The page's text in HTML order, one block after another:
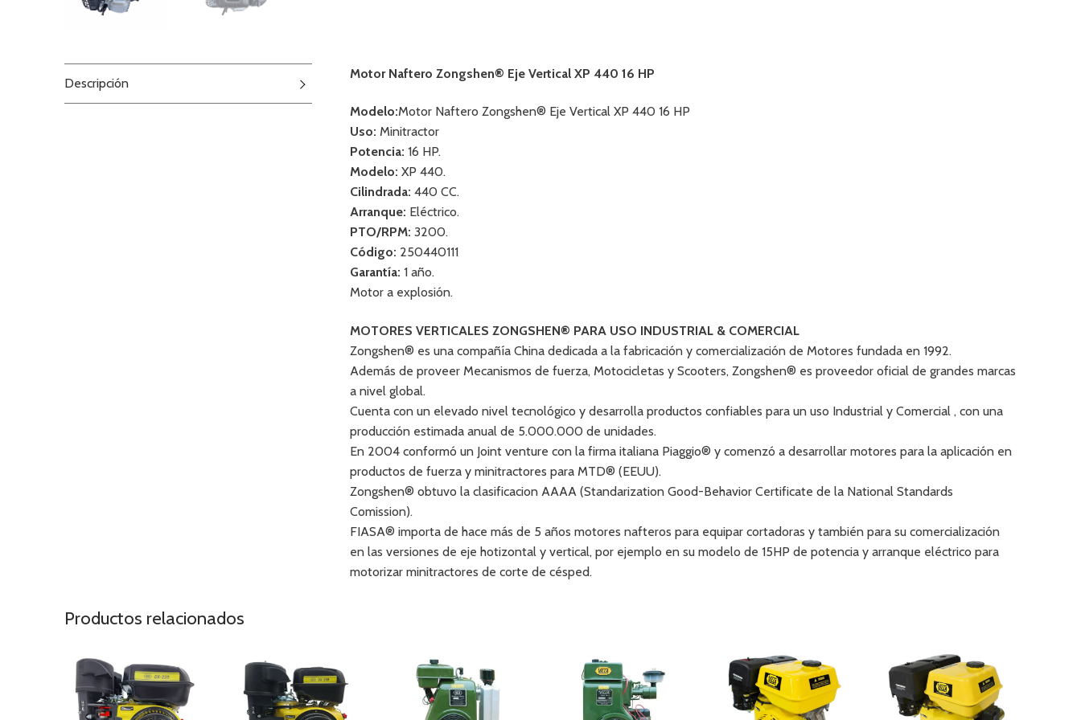
Descripción
Motor Naftero Zongshen® Eje Vertical XP 440 16 HP
Modelo:Motor Naftero Zongshen® Eje Vertical XP 440 16 HP
Uso: Minitractor
Potencia: 16 HP.
Modelo:XP 440.
Cilindrada:440 CC.
Arranque: Eléctrico.
PTO/RPM:3200.
Código: 250440111
Garantía: 1 año.
Motor a explosión.
MOTORES VERTICALES ZONGSHEN® PARA USO INDUSTRIAL & COMERCIAL
Zongshen® es una compañía China dedicada a la fabricación y comercialización de Motores fundada en 1992.
Además de proveer Mecanismos de fuerza, Motocicletas y Scooters, Zongshen® es proveedor oficial de grandes marcas
a nivel global.
Cuenta con un elevado nivel tecnológico y desarrolla productos confiables para un uso Industrial y Comercial , con una
producción estimada anual de 5.000.000 de unidades.
En 2004 conformó un Joint venture con la firma italiana Piaggio® y comenzó a desarrollar motores para la aplicación en
productos de fuerza y minitractores para MTD® (EEUU).
Zongshen® obtuvo la clasificacion AAAA (Standarization Good-Behavior Certificate de la National Standards
Comission).
FIASA® importa de hace más de 5 años motores nafteros para equipar cortadoras y también para su comercialización
en las versiones de eje hotizontal y vertical, por ejemplo en su modelo de 15HP de potencia y arranque eléctrico para
motorizar minitractores de corte de césped.
Productos relacionados